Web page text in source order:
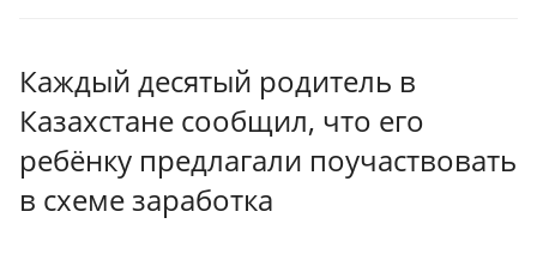
Каждый десятый родитель в
Казахстане сообщил, что его
ребёнку предлагали поучаствовать
в схеме заработка